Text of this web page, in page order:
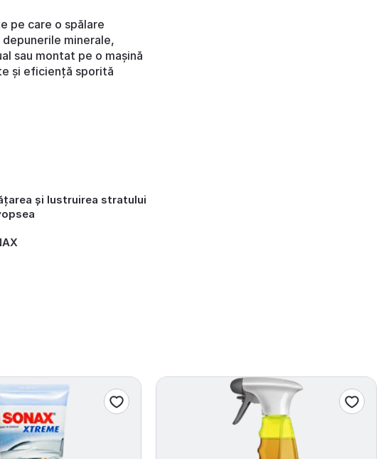
pe care o spălare
minerale,
sau montat pe o mașină
și eficiență sporită
și lustruirea stratului